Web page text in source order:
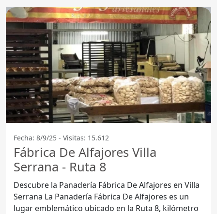
Fecha: 8/9/25 - Visitas: 15.612
Fábrica De Alfajores Villa
Serrana - Ruta 8
Descubre la Panadería Fábrica De Alfajores en Villa
Serrana La Panadería Fábrica De Alfajores es un
lugar emblemático ubicado en la Ruta 8, kilómetro